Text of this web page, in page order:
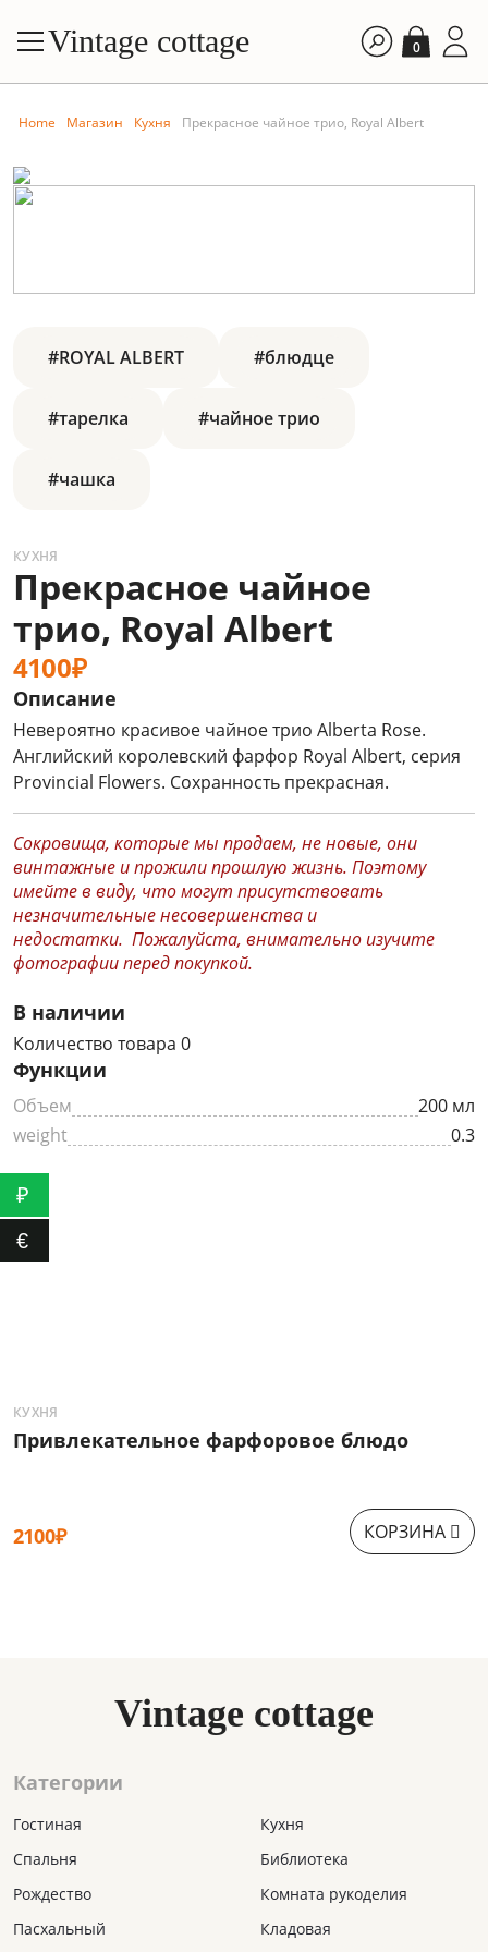
Vintage cottage 0
Home Магазин Кухня Прекрасное чайное трио, Royal Albert
#ROYAL ALBERT #блюдце
#тарелка #чайное трио
#чашка
КУХНЯ
Прекрасное чайное
трио, Royal Albert
4100₽
Описание
Невероятно красивое чайное трио Alberta Rose.
Английский королевский фарфор Royal Albert, серия
Provincial Flowers. Сохранность прекрасная.
Сокровища, которые мы продаем, не новые, они
винтажные и прожили прошлую жизнь. Поэтому
имейте в виду, что могут присутствовать
незначительные несовершенства и
недостатки. Пожалуйста, внимательно изучите
фотографии перед покупкой.
В наличии
Количество товара 0
Функции
Объем
200 мл
weight
0.3
КУХНЯ
Привлекательное фарфоровое блюдо
2100₽ КОРЗИНА
Vintage cottage
Категории
Гостиная
Спальня
Рождество
Пасхальный
Кухня
Библиотека
Комната рукоделия
Кладовая
₽
€